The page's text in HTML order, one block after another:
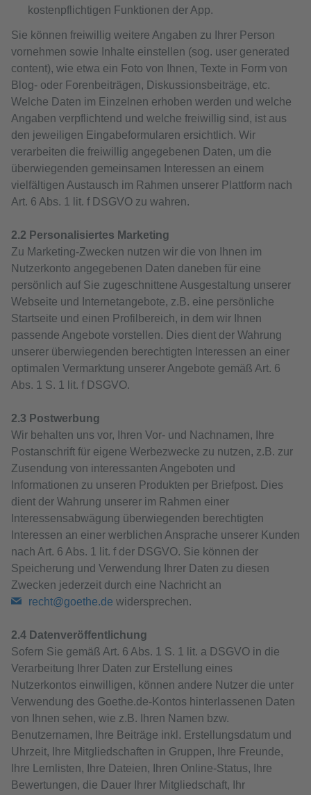
kostenpflichtigen Funktionen der App.
Sie können freiwillig weitere Angaben zu Ihrer Person
vornehmen sowie Inhalte einstellen (sog. user generated
content), wie etwa ein Foto von Ihnen, Texte in Form von
Blog- oder Forenbeiträgen, Diskussionsbeiträge, etc.
Welche Daten im Einzelnen erhoben werden und welche
Angaben verpflichtend und welche freiwillig sind, ist aus
den jeweiligen Eingabeformularen ersichtlich. Wir
verarbeiten die freiwillig angegebenen Daten, um die
überwiegenden gemeinsamen Interessen an einem
vielfältigen Austausch im Rahmen unserer Plattform nach
Art. 6 Abs. 1 lit. f DSGVO zu wahren.
2.2 Personalisiertes Marketing
Zu Marketing-Zwecken nutzen wir die von Ihnen im
Nutzerkonto angegebenen Daten daneben für eine
persönlich auf Sie zugeschnittene Ausgestaltung unserer
Webseite und Internetangebote, z.B. eine persönliche
Startseite und einen Profilbereich, in dem wir Ihnen
passende Angebote vorstellen. Dies dient der Wahrung
unserer überwiegenden berechtigten Interessen an einer
optimalen Vermarktung unserer Angebote gemäß Art. 6
Abs. 1 S. 1 lit. f DSGVO.
2.3 Postwerbung
Wir behalten uns vor, Ihren Vor- und Nachnamen, Ihre
Postanschrift für eigene Werbezwecke zu nutzen, z.B. zur
Zusendung von interessanten Angeboten und
Informationen zu unseren Produkten per Briefpost. Dies
dient der Wahrung unserer im Rahmen einer
Interessensabwägung überwiegenden berechtigten
Interessen an einer werblichen Ansprache unserer Kunden
nach Art. 6 Abs. 1 lit. f der DSGVO. Sie können der
Speicherung und Verwendung Ihrer Daten zu diesen
Zwecken jederzeit durch eine Nachricht an
recht@goethe.de widersprechen.
2.4 Datenveröffentlichung
Sofern Sie gemäß Art. 6 Abs. 1 S. 1 lit. a DSGVO in die
Verarbeitung Ihrer Daten zur Erstellung eines
Nutzerkontos einwilligen, können andere Nutzer die unter
Verwendung des Goethe.de-Kontos hinterlassenen Daten
von Ihnen sehen, wie z.B. Ihren Namen bzw.
Benutzernamen, Ihre Beiträge inkl. Erstellungsdatum und
Uhrzeit, Ihre Mitgliedschaften in Gruppen, Ihre Freunde,
Ihre Lernlisten, Ihre Dateien, Ihren Online-Status, Ihre
Bewertungen, die Dauer Ihrer Mitgliedschaft, Ihr